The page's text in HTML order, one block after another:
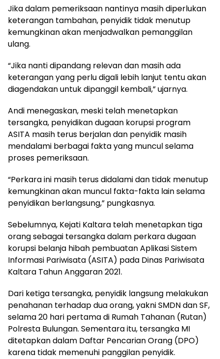
Jika dalam pemeriksaan nantinya masih diperlukan
keterangan tambahan, penyidik tidak menutup
kemungkinan akan menjadwalkan pemanggilan
ulang.
“Jika nanti dipandang relevan dan masih ada
keterangan yang perlu digali lebih lanjut tentu akan
diagendakan untuk dipanggil kembali,” ujarnya.
Andi menegaskan, meski telah menetapkan
tersangka, penyidikan dugaan korupsi program
ASITA masih terus berjalan dan penyidik masih
mendalami berbagai fakta yang muncul selama
proses pemeriksaan.
“Perkara ini masih terus didalami dan tidak menutup
kemungkinan akan muncul fakta-fakta lain selama
penyidikan berlangsung,” pungkasnya.
Sebelumnya, Kejati Kaltara telah menetapkan tiga
orang sebagai tersangka dalam perkara dugaan
korupsi belanja hibah pembuatan Aplikasi Sistem
Informasi Pariwisata (ASITA) pada Dinas Pariwisata
Kaltara Tahun Anggaran 2021.
Dari ketiga tersangka, penyidik langsung melakukan
penahanan terhadap dua orang, yakni SMDN dan SF,
selama 20 hari pertama di Rumah Tahanan (Rutan)
Polresta Bulungan. Sementara itu, tersangka MI
ditetapkan dalam Daftar Pencarian Orang (DPO)
karena tidak memenuhi panggilan penyidik.